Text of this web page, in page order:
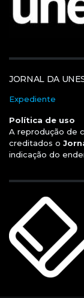
JORNAL DA
Expediente
Política de uso
A reprodução de
creditados o
indicação do